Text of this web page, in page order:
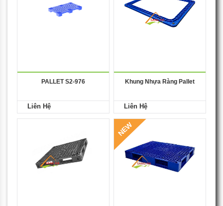
PALLET S2-976
Liên Hệ
Khung Nhựa Ràng Pallet
Liên Hệ
NEW